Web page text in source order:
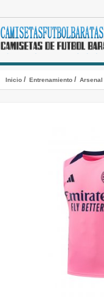
Inicio/ Entrenamiento/ Arsenal